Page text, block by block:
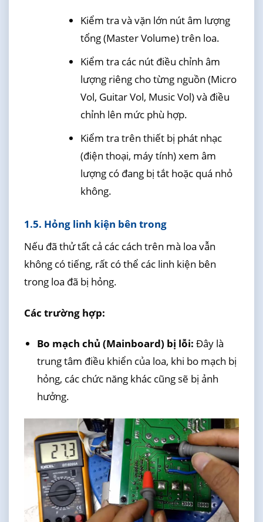
Kiểm tra và vặn lớn nút âm lượng
tổng (Master Volume) trên loa.
Kiểm tra các nút điều chỉnh âm
lượng riêng cho từng nguồn (Micro
Vol, Guitar Vol, Music Vol) và điều
chỉnh lên mức phù hợp.
Kiểm tra trên thiết bị phát nhạc
(điện thoại, máy tính) xem âm
lượng có đang bị tắt hoặc quá nhỏ
không.
1.5. Hỏng linh kiện bên trong
Nếu đã thử tất cả các cách trên mà loa vẫn
không có tiếng, rất có thể các linh kiện bên
trong loa đã bị hỏng.
Các trường hợp:
Bo mạch chủ (Mainboard) bị lỗi: Đây là
trung tâm điều khiển của loa, khi bo mạch bị
hỏng, các chức năng khác cũng sẽ bị ảnh
hưởng.